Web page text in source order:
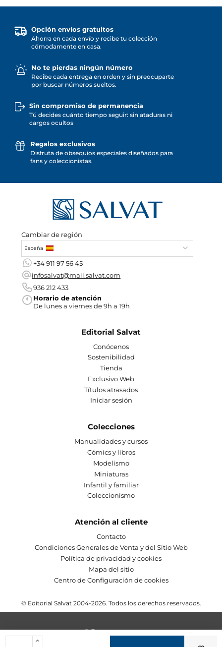
Opción envíos gratuitos
Ahorra en cada envío y recibe tu colección
cómodamente en casa.
No te pierdas ningún número
Recibe cada entrega en orden y sin preocuparte
por buscar números sueltos.
Sin compromiso de permanencia
Tú decides cuánto tiempo seguir: sin ataduras ni
cargos ocultos
Regalos exclusivos
Disfruta de obsequios especiales diseñados para
fans y coleccionistas.
Cambiar de región
España
+34 911 97 56 45
infosalvat@mail.salvat.com
936 212 433
Horario de atención
De lunes a viernes de 9h a 19h
Editorial Salvat
Conócenos
Sostenibilidad
Tienda
Exclusivo Web
Títulos atrasados
Iniciar sesión
Colecciones
Manualidades y cursos
Cómics y libros
Modelismo
Miniaturas
Infantil y familiar
Coleccionismo
Atención al cliente
Contacto
Condiciones Generales de Venta y del Sitio Web
Política de privacidad y cookies
Mapa del sitio
Centro de Configuración de cookies
© Editorial Salvat 2004-2026. Todos los derechos reservados.